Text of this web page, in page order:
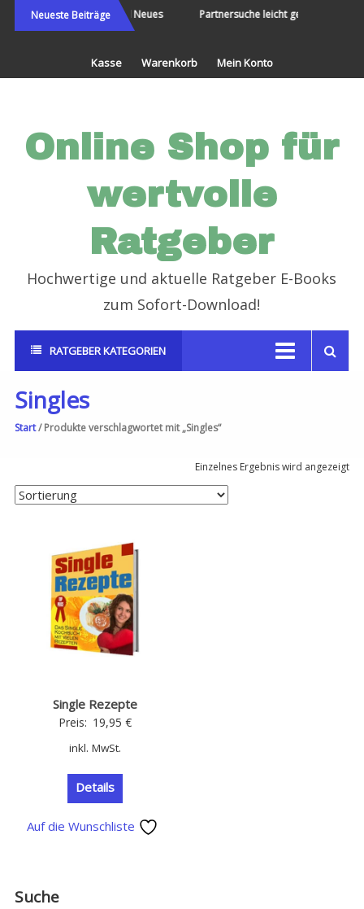
Direkt
zum
Neueste Beiträge
Die Welt bereisen und Neues
erleben
Partnersuche leicht gemacht
Kasse Warenkorb Mein Konto
Online Shop für
wertvolle
Ratgeber
Hochwertige und aktuelle Ratgeber E-Books
zum Sofort-Download!
RATGEBER KATEGORIEN
Singles
Start/ Produkte verschlagwortet mit „Singles“
Einzelnes Ergebnis wird angezeigt
Single Rezepte
Preis: 19,95 €
inkl. MwSt.
Details
Auf die Wunschliste
Suche